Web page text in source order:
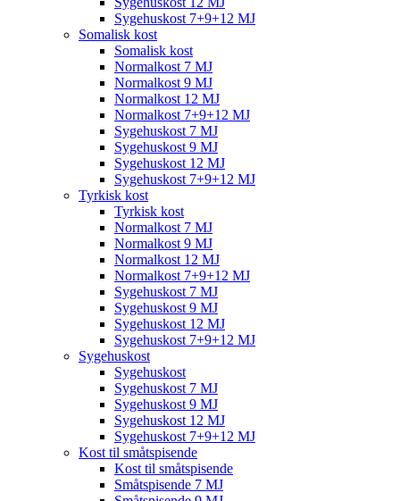
Sygehuskost 7+9+12 MJ
Somalisk kost
Somalisk kost
Normalkost 7 MJ
Normalkost 9 MJ
Normalkost 12 MJ
Normalkost 7+9+12 MJ
Sygehuskost 7 MJ
Sygehuskost 9 MJ
Sygehuskost 12 MJ
Sygehuskost 7+9+12 MJ
Tyrkisk kost
Tyrkisk kost
Normalkost 7 MJ
Normalkost 9 MJ
Normalkost 12 MJ
Normalkost 7+9+12 MJ
Sygehuskost 7 MJ
Sygehuskost 9 MJ
Sygehuskost 12 MJ
Sygehuskost 7+9+12 MJ
Sygehuskost
Sygehuskost
Sygehuskost 7 MJ
Sygehuskost 9 MJ
Sygehuskost 12 MJ
Sygehuskost 7+9+12 MJ
Kost til småtspisende
Kost til småtspisende
Småtspisende 7 MJ